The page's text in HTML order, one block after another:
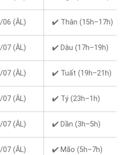
06 (ÂL) ✔️ Thân (15h–17h)
07 (ÂL) ✔️ Dậu (17h–19h)
07 (ÂL) ✔️ Tuất (19h–21h)
07 (ÂL) ✔️ Tý (23h–1h)
07 (ÂL) ✔️ Dần (3h–5h)
07 (ÂL) ✔️ Mão (5h–7h)